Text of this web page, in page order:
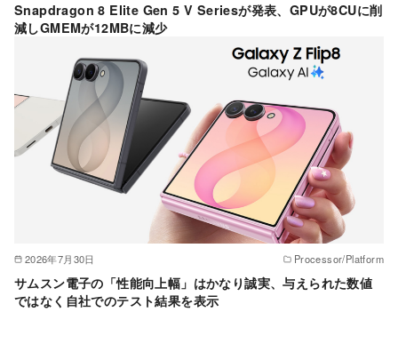
Snapdragon 8 Elite Gen 5 V Seriesが発表、GPUが8CUに削
減しGMEMが12MBに減少
2026年7月30日 Processor/Platform
サムスン電子の「性能向上幅」はかなり誠実、与えられた数値
ではなく自社でのテスト結果を表示